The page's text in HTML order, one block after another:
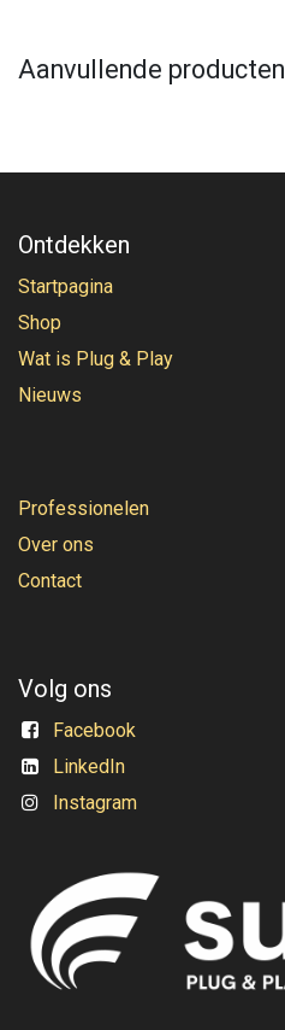
Aanvullende producten
Ontdekken
Startpagina
Shop
Wat is Plug & Play
Nieuws
Professionelen
Over ons
Contact
Volg ons
Facebook
LinkedIn
Instagram